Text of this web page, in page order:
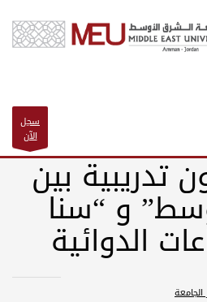
سجل
الآن
تدريبية بين
و “سنا
الدوائية
الجامعة